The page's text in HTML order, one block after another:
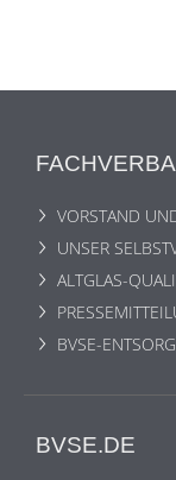
VORSTAND
UNSER
ALTGLAS-
BVSE-
BVSE.DE